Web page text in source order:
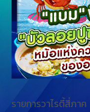
รายการวาไรตี้สี่ภาค